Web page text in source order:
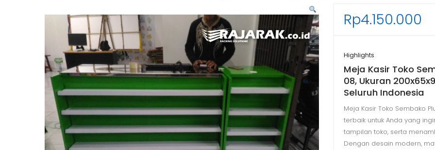
Rp4.150.000
Highlights
Meja Kasir Toko
08, Ukuran
Seluruh Indonesia
Meja Kasir Toko Sembako
terbaik untuk Anda yang
tampilan toko, serta
Dengan desain modern,